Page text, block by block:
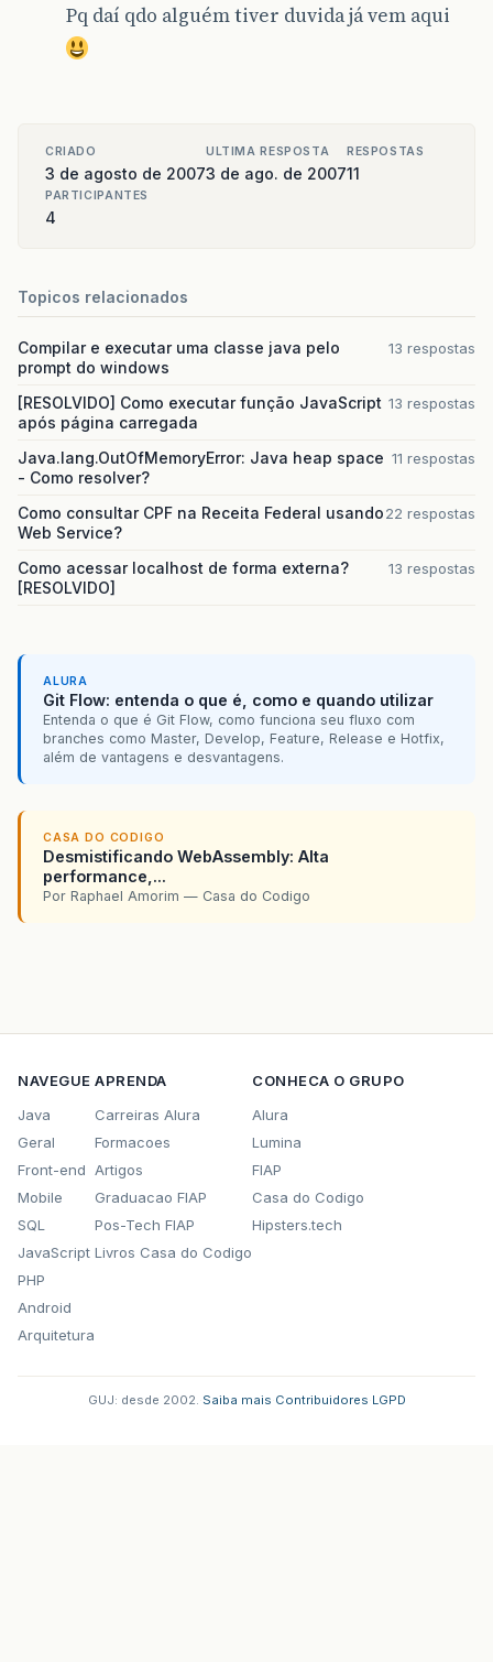
Pq daí qdo alguém tiver duvida já vem aqui
CRIADO
3 de agosto de 2007
ULTIMA RESPOSTA
3 de ago. de 2007
RESPOSTAS
11
PARTICIPANTES
4
Topicos relacionados
Compilar e executar uma classe java pelo
prompt do windows
13 respostas
[RESOLVIDO] Como executar função JavaScript
após página carregada
13 respostas
Java.lang.OutOfMemoryError: Java heap space
- Como resolver?
11 respostas
Como consultar CPF na Receita Federal usando
Web Service?
22 respostas
Como acessar localhost de forma externa?
[RESOLVIDO]
13 respostas
ALURA
Git Flow: entenda o que é, como e quando utilizar
Entenda o que é Git Flow, como funciona seu fluxo com
branches como Master, Develop, Feature, Release e Hotfix,
além de vantagens e desvantagens.
CASA DO CODIGO
Desmistificando WebAssembly: Alta
performance,...
Por Raphael Amorim — Casa do Codigo
NAVEGUE
Java
Geral
Front-end
Mobile
SQL
JavaScript
PHP
Android
Arquitetura
APRENDA
Carreiras Alura
Formacoes
Artigos
Graduacao FIAP
Pos-Tech FIAP
Livros Casa do Codigo
CONHECA O GRUPO
Alura
Lumina
FIAP
Casa do Codigo
Hipsters.tech
GUJ: desde 2002. Saiba mais Contribuidores LGPD